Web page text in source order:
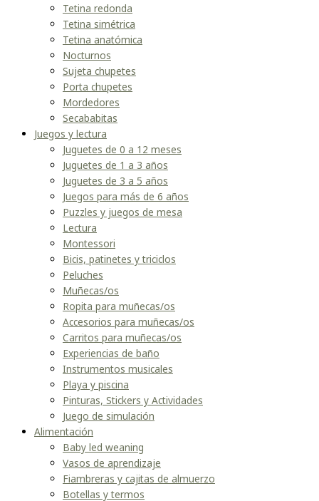
Tetina redonda
Tetina simétrica
Tetina anatómica
Nocturnos
Sujeta chupetes
Porta chupetes
Mordedores
Secababitas
Juegos y lectura
Juguetes de 0 a 12 meses
Juguetes de 1 a 3 años
Juguetes de 3 a 5 años
Juegos para más de 6 años
Puzzles y juegos de mesa
Lectura
Montessori
Bicis, patinetes y triciclos
Peluches
Muñecas/os
Ropita para muñecas/os
Accesorios para muñecas/os
Carritos para muñecas/os
Experiencias de baño
Instrumentos musicales
Playa y piscina
Pinturas, Stickers y Actividades
Juego de simulación
Alimentación
Baby led weaning
Vasos de aprendizaje
Fiambreras y cajitas de almuerzo
Botellas y termos